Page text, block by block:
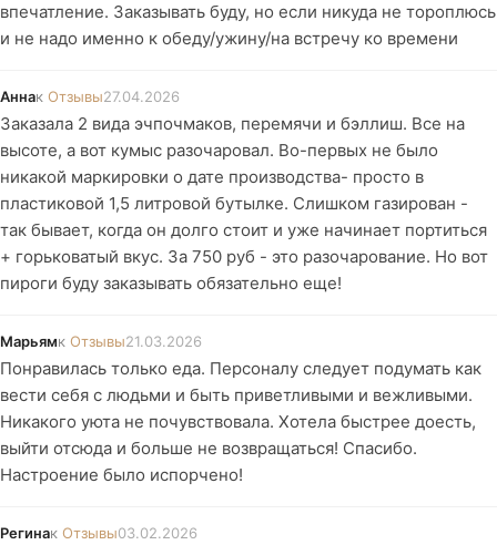
впечатление. Заказывать буду, но если никуда не тороплюсь
и не надо именно к обеду/ужину/на встречу ко времени
Аннак Отзывы27.04.2026
Заказала 2 вида эчпочмаков, перемячи и бэллиш. Все на
высоте, а вот кумыс разочаровал. Во-первых не было
никакой маркировки о дате производства- просто в
пластиковой 1,5 литровой бутылке. Слишком газирован -
так бывает, когда он долго стоит и уже начинает портиться
+ горьковатый вкус. За 750 руб - это разочарование. Но вот
пироги буду заказывать обязательно еще!
Марьямк Отзывы21.03.2026
Понравилась только еда. Персоналу следует подумать как
вести себя с людьми и быть приветливыми и вежливыми.
Никакого уюта не почувствовала. Хотела быстрее доесть,
выйти отсюда и больше не возвращаться! Спасибо.
Настроение было испорчено!
Регинак Отзывы03.02.2026